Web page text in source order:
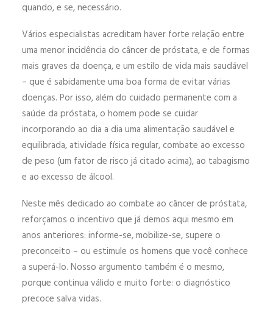
quando, e se, necessário.
Vários especialistas acreditam haver forte relação entre
uma menor incidência do câncer de próstata, e de formas
mais graves da doença, e um estilo de vida mais saudável
– que é sabidamente uma boa forma de evitar várias
doenças. Por isso, além do cuidado permanente com a
saúde da próstata, o homem pode se cuidar
incorporando ao dia a dia uma alimentação saudável e
equilibrada, atividade física regular, combate ao excesso
de peso (um fator de risco já citado acima), ao tabagismo
e ao excesso de álcool.
Neste mês dedicado ao combate ao câncer de próstata,
reforçamos o incentivo que já demos aqui mesmo em
anos anteriores: informe-se, mobilize-se, supere o
preconceito – ou estimule os homens que você conhece
a superá-lo. Nosso argumento também é o mesmo,
porque continua válido e muito forte: o diagnóstico
precoce salva vidas.